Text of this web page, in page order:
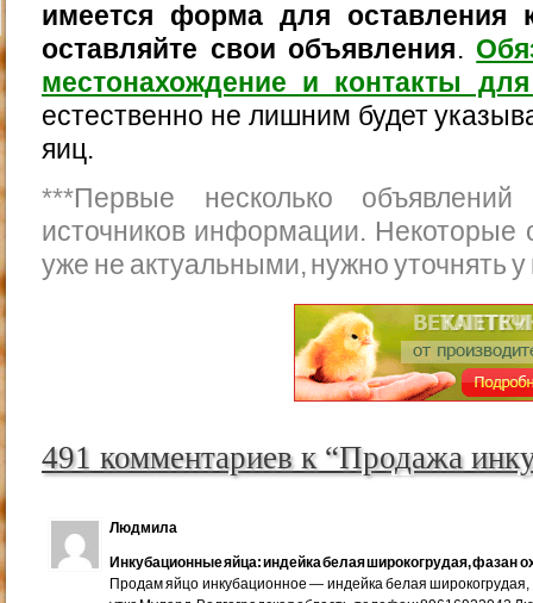
имеется форма для оставления
оставляйте свои объявления.
местонахождение и контакты
естественно не лишним будет
яиц.
***Первые несколько
источников информации. Некоторые
уже не актуальными, нужно уточнять
491 комментариев к “Продажа
Людмила
Инкубационные яйца: индейка белая широкогрудая, фазан
Продам яйцо инкубационное — индейка белая